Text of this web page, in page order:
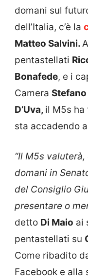
domani sul
dell’Italia, c’è la
Matteo Salvini.
pentastellati
Bonafede, e i
Camera
D’Uva, il M5s
sta accadendo
“Il M5s
domani in
del Consiglio
presentare o
detto Di Maio ai
pentastellati su
Come ribadito
Facebook e alla